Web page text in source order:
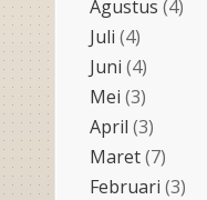
Agustus (4)
Juli (4)
Juni (4)
Mei (3)
April (3)
Maret(7)
Februari (3)